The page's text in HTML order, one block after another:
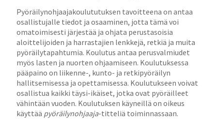
Pyöräilynohjaajakoulututuksen tavoitteena on antaa
osallistujalle tiedot ja osaaminen, jotta tämä voi
omatoimisesti järjestää ja ohjata perustasoisia
aloittelijoiden ja harrastajien lenkkejä, retkiä ja muita
pyöräilytapahtumia. Koulutus antaa perusvalmiudet
myös lasten ja nuorten ohjaamiseen. Koulutuksessa
pääpaino on liikenne-, kunto- ja retkipyöräilyn
hallitsemisessa ja opettamisessa. Koulutukseen voivat
osallistua kaikki täysi-ikäiset, jotka ovat pyöräilleet
vähintään vuoden. Koulutuksen käyneillä on oikeus
käyttää pyöräilynohjaaja-titteliä toiminnassaan.